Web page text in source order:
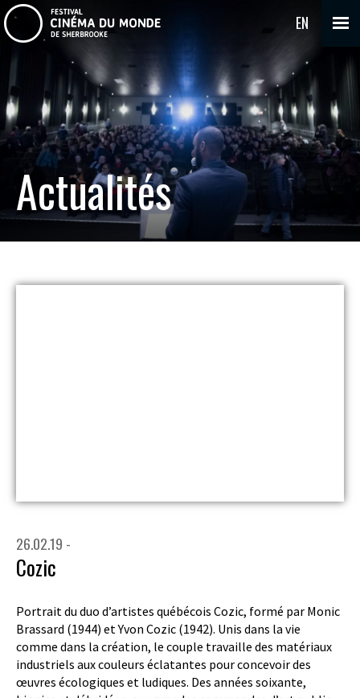
EN
Actualités
26.02.19 -
Cozic
Portrait du duo d’artistes québécois Cozic, formé par Monic
Brassard (1944) et Yvon Cozic (1942). Unis dans la vie
comme dans la création, le couple travaille des matériaux
industriels aux couleurs éclatantes pour concevoir des
œuvres écologiques et ludiques. Des années soixante,